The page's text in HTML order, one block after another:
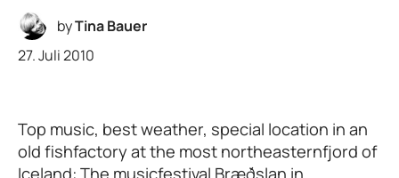
byTina Bauer
27. Juli 2010
Top music, best weather, special location in an
old fishfactory at the most northeasternfjord of
Iceland: The musicfestival Bræðslan in